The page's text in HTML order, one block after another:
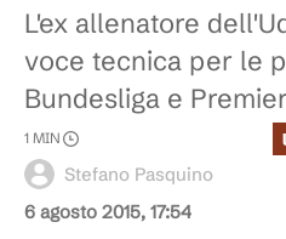
L'ex allenatore
voce tecnica per le
Bundesliga e Premier
6 agosto 2015, 17:54
Stefano Pasquino
1 MIN